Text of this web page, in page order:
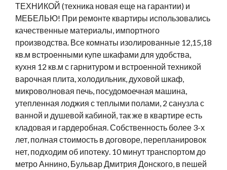
ТЕХНИКОЙ (техника новая еще на гарантии) и
МЕБЕЛЬЮ! При ремонте квартиры использовались
качественные материалы, импортного
производства. Все комнаты изолированные 12,15,18
кв.м встроенными купе шкафами для удобства,
кухня 12 кв.м с гарнитуром и встроенной техникой
варочная плита, холодильник, духовой шкаф,
микроволновая печь, посудомоечная машина,
утепленная лоджия с теплыми полами, 2 санузла с
ванной и душевой кабиной, так же в квартире есть
кладовая и гардеробная. Собственность более 3-х
лет, полная стоимость в договоре, перепланировок
нет, подходим об ипотеку. 10 минут транспортом до
метро Аннино, Бульвар Дмитрия Донского, в пешей